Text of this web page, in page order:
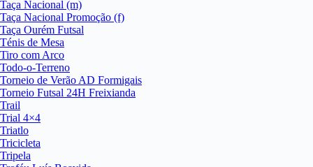
Taça Nacional (m)
Taça Nacional Promoção (f)
Taça Ourém Futsal
Ténis de Mesa
Tiro com Arco
Todo-o-Terreno
Torneio de Verão AD Formigais
Torneio Futsal 24H Freixianda
Trail
Trial 4×4
Triatlo
Tricicleta
Tripela